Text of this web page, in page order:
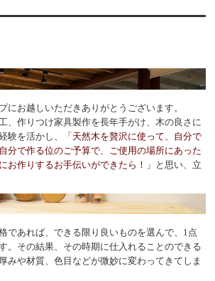
にお越しいただきありがとうございます。
、作りつけ家具製作を長年手がけ、木の良さに
験を活かし、
「天然木を贅沢に使って、自分で
分で作る位のご予算で、ご使用の場所にあった
お作りするお手伝いができたら！」 と思い、立
であれば、できる限り良いものを選んで、1点
。その結果、その時期に仕入れることのできる
みや材質、色目などが微妙に変わってきてしま